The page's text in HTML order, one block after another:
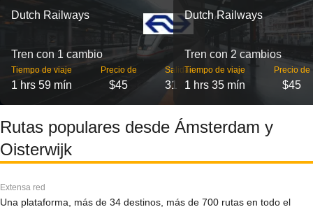
Dutch Railways
Tren con 1 cambio
Tiempo de viaje
1 hrs 59 mín
Precio de
$45
Salidas
31
Dutch Railways
Tren con 2 cambios
Tiempo de viaje
1 hrs 35 mín
Precio de
$45
Rutas populares desde Ámsterdam y
Oisterwijk
Extensa red
Una plataforma, más de 34 destinos, más de 700 rutas en todo el